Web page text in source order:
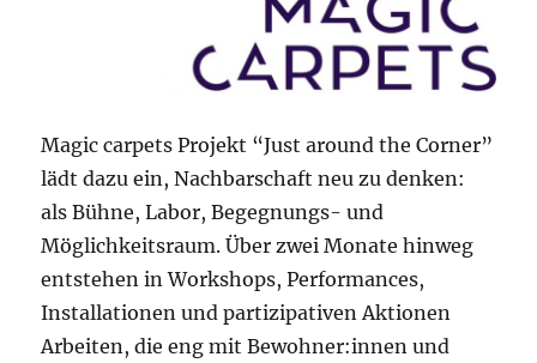
Magic carpets Projekt “Just around the Corner”
lädt dazu ein, Nachbarschaft neu zu denken:
als Bühne, Labor, Begegnungs- und
Möglichkeitsraum. Über zwei Monate hinweg
entstehen in Workshops, Performances,
Installationen und partizipativen Aktionen
Arbeiten, die eng mit Bewohner:innen und